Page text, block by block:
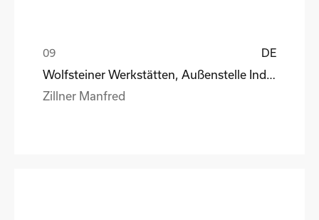
DE
Zillner Manfred